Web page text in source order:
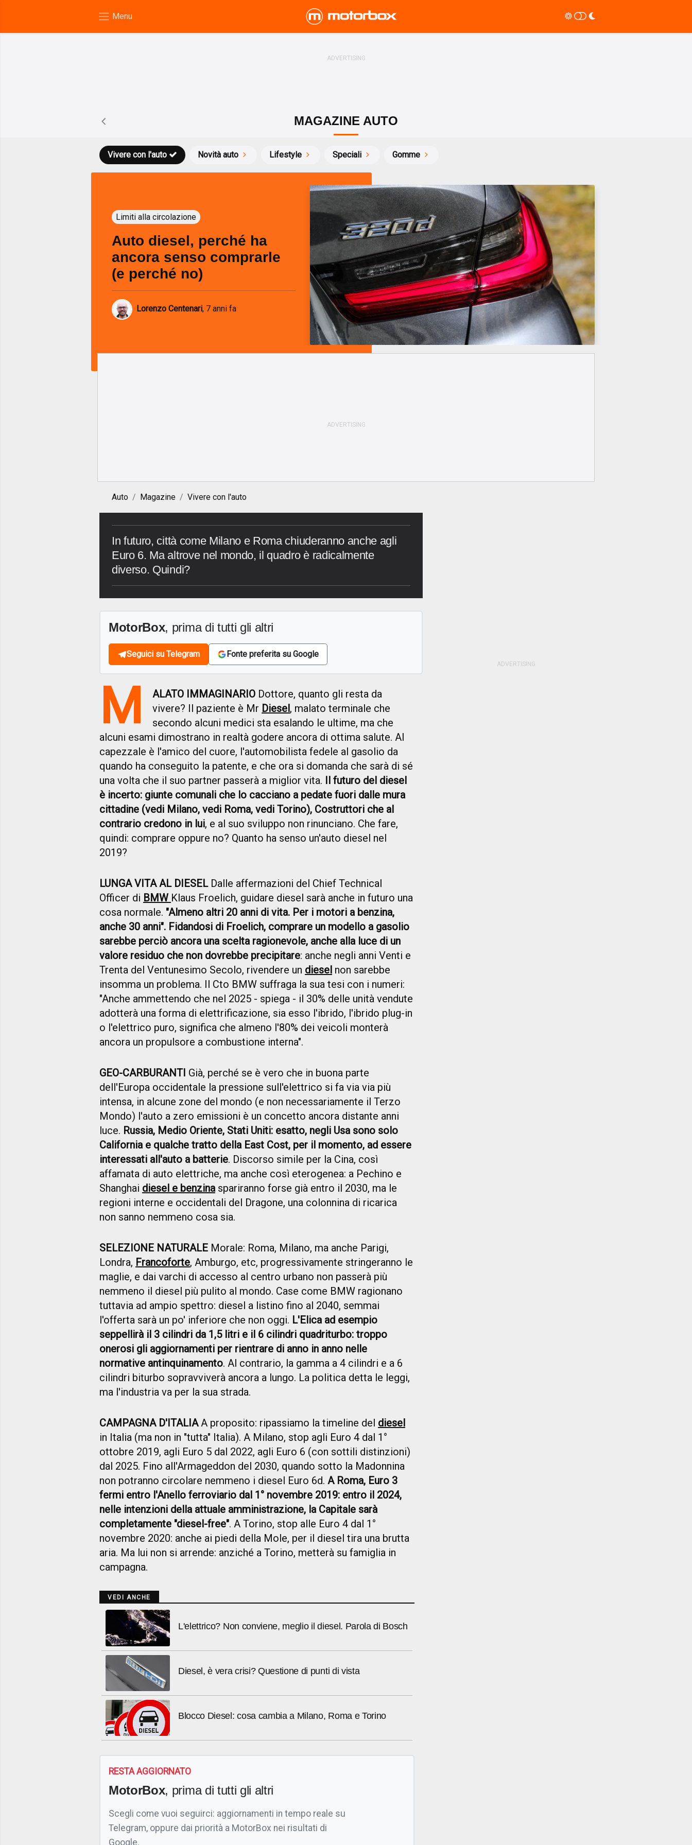
MAGAZINE AUTO
Novità auto
Vivere con l'auto Lifestyle Speciali Gomme
Limiti alla circolazione
Auto diesel, perché ha
ancora senso comprarle
(e perché no)
Lorenzo Centenari, 7 anni fa
Auto Magazine Vivere con l'auto
In futuro, città come Milano e Roma chiuderanno anche agli
Euro 6. Ma altrove nel mondo, il quadro è radicalmente
diverso. Quindi?
MotorBox, prima di tutti gli altri
Seguici su Telegram Fonte preferita su Google
M ALATO IMMAGINARIO Dottore, quanto gli resta da
vivere? Il paziente è Mr Diesel, malato terminale che
secondo alcuni medici sta esalando le ultime, ma che
alcuni esami dimostrano in realtà godere ancora di ottima salute. Al
capezzale è l'amico del cuore, l'automobilista fedele al gasolio da
quando ha conseguito la patente, e che ora si domanda che sarà di sé
una volta che il suo partner passerà a miglior vita. Il futuro del diesel
è incerto: giunte comunali che lo cacciano a pedate fuori dalle mura
cittadine (vedi Milano, vedi Roma, vedi Torino), Costruttori che al
contrario credono in lui, e al suo sviluppo non rinunciano. Che fare,
quindi: comprare oppure no? Quanto ha senso un'auto diesel nel
2019?
LUNGA VITA AL DIESELDalle affermazioni del Chief Technical
Officer di BMW Klaus Froelich, guidare diesel sarà anche in futuro una
cosa normale. "Almeno altri 20 anni di vita. Per i motori a benzina,
anche 30 anni". Fidandosi di Froelich, comprare un modello a gasolio
sarebbe perciò ancora una scelta ragionevole, anche alla luce di un
valore residuo che non dovrebbe precipitare: anche negli anni Venti e
Trenta del Ventunesimo Secolo, rivendere un diesel non sarebbe
insomma un problema. Il Cto BMW suffraga la sua tesi con i numeri:
"Anche ammettendo che nel 2025 - spiega - il 30% delle unità vendute
adotterà una forma di elettrificazione, sia esso l'ibrido, l'ibrido plug-in
o l'elettrico puro, significa che almeno l'80% dei veicoli monterà
ancora un propulsore a combustione interna".
GEO-CARBURANTI Già, perché se è vero che in buona parte
dell'Europa occidentale la pressione sull'elettrico si fa via via più
intensa, in alcune zone del mondo (e non necessariamente il Terzo
Mondo) l'auto a zero emissioni è un concetto ancora distante anni
luce. Russia, Medio Oriente, Stati Uniti: esatto, negli Usa sono solo
California e qualche tratto della East Cost, per il momento, ad essere
interessati all'auto a batterie. Discorso simile per la Cina, così
affamata di auto elettriche, ma anche così eterogenea: a Pechino e
Shanghai diesel e benzinaspariranno forse già entro il 2030, ma le
regioni interne e occidentali del Dragone, una colonnina di ricarica
non sanno nemmeno cosa sia.
SELEZIONE NATURALE Morale: Roma, Milano, ma anche Parigi,
Londra, Francoforte, Amburgo, etc, progressivamente stringeranno le
maglie, e dai varchi di accesso al centro urbano non passerà più
nemmeno il diesel più pulito al mondo. Case come BMW ragionano
tuttavia ad ampio spettro: diesel a listino fino al 2040, semmai
l'offerta sarà un po' inferiore che non oggi. L'Elica ad esempio
seppellirà il 3 cilindri da 1,5 litri e il 6 cilindri quadriturbo: troppo
onerosi gli aggiornamenti per rientrare di anno in anno nelle
normative antinquinamento. Al contrario, la gamma a 4 cilindri e a 6
cilindri biturbo sopravviverà ancora a lungo. La politica detta le leggi,
ma l'industria va per la sua strada.
CAMPAGNA D'ITALIAA proposito: ripassiamo la timeline del diesel
in Italia (ma non in "tutta" Italia). A Milano, stop agli Euro 4 dal 1°
ottobre 2019, agli Euro 5 dal 2022, agli Euro 6 (con sottili distinzioni)
dal 2025. Fino all'Armageddon del 2030, quando sotto la Madonnina
non potranno circolare nemmeno i diesel Euro 6d. A Roma, Euro 3
fermi entro l'Anello ferroviario dal 1° novembre 2019: entro il 2024,
nelle intenzioni della attuale amministrazione, la Capitale sarà
completamente "diesel-free". A Torino, stop alle Euro 4 dal 1°
novembre 2020: anche ai piedi della Mole, per il diesel tira una brutta
aria. Ma lui non si arrende: anziché a Torino, metterà su famiglia in
campagna.
VEDI ANCHE
L'elettrico? Non conviene, meglio il diesel. Parola di Bosch
Diesel, è vera crisi? Questione di punti di vista
Blocco Diesel: cosa cambia a Milano, Roma e Torino
RESTA AGGIORNATO
MotorBox, prima di tutti gli altri
Scegli come vuoi seguirci: aggiornamenti in tempo reale su
Telegram, oppure dai priorità a MotorBox nei risultati di
Google.